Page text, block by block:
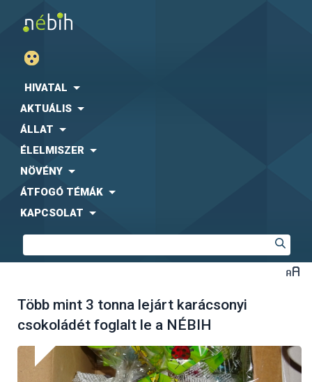
HIVATAL
AKTUÁLIS
ÁLLAT
ÉLELMISZER
NÖVÉNY
ÁTFOGÓ TÉMÁK
KAPCSOLAT
Több mint 3 tonna lejárt karácsonyi
csokoládét foglalt le a NÉBIH